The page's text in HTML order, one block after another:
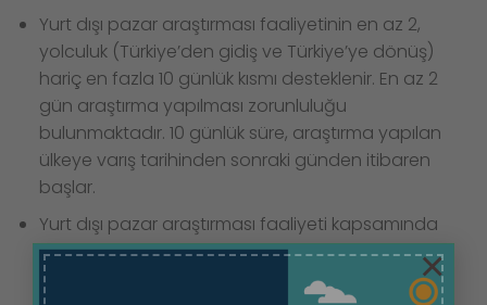
×
Yurt dışı pazar araştırması faaliyetinin en az 2,
yolculuk (Türkiye’den gidiş ve Türkiye’ye dönüş)
hariç en fazla 10 günlük kısmı desteklenir. En az 2
gün araştırma yapılması zorunluluğu
bulunmaktadır. 10 günlük süre, araştırma yapılan
ülkeye varış tarihinden sonraki günden itibaren
başlar.
Yurt dışı pazar araştırması faaliyeti kapsamında
Türkiye’den çıkılmalı ve Türkiye’ye dönüş
yapılmalıdır.